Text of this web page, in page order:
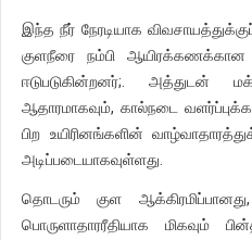
இந்த நீர் நேரடியாக
குளநீரை நம்பி ஆயிரக்கணக்கான
ஈடுபடுகின்றனர்;. அத்துடன்
ஆதாரமாகவும், கால்நடை
பிற உயிரினங்களின்
அடிப்படையாகவுள்ளது.
தொடரும் குள
பொருளாதாரரீதியாக மிகவும்